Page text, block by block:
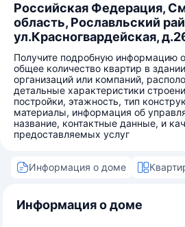
Российская Федерация,
область, Рославльский
ул.Красногвардейская,
Получите подробную информацию
общее количество квартир в
организаций или компаний,
детальные характеристики
постройки, этажность, тип
материалы, информация об
название, контактные данные, и
предоставляемых услуг
Информация о доме
Информация о доме